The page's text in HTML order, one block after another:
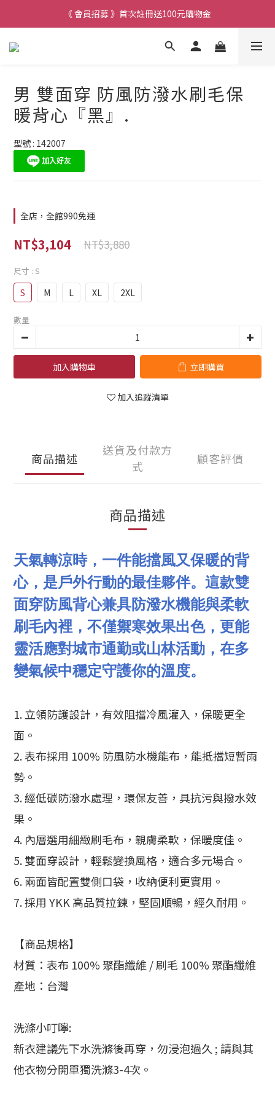
《 會員招募 》首次註冊送100元購物金
男 雙面穿 防風防潑水刷毛保
暖背心『黑』.
型號 : 142007
全店，全館990免運
NT$3,104 NT$3,880
尺寸 : S
S M L XL 2XL
數量
加入購物車 立即購買
加入追蹤清單
商品描述
送貨及付款方
式
顧客評價
商品描述
天氣轉涼時，一件能擋風又保暖的背
心，是戶外行動的最佳夥伴。這款雙
面穿防風背心兼具防潑水機能與柔軟
刷毛內裡，不僅禦寒效果出色，更能
靈活應對城市通勤或山林活動，在多
變氣候中穩定守護你的溫度。
1. 立領防護設計，有效阻擋冷風灌入，保暖更全
面。
2. 表布採用 100% 防風防水機能布，能抵擋短暫雨
勢。
3. 經低碳防潑水處理，環保友善，具抗污與撥水效
果。
4. 內層選用細緻刷毛布，親膚柔軟，保暖度佳。
5. 雙面穿設計，輕鬆變換風格，適合多元場合。
6. 兩面皆配置雙側口袋，收納便利更實用。
7. 採用 YKK 高品質拉鍊，堅固順暢，經久耐用。
【商品規格】
材質：表布 100% 聚酯纖維 / 刷毛 100% 聚酯纖維
產地：台灣
洗滌小叮嚀:
新衣建議先下水洗滌後再穿，勿浸泡過久 ; 請與其
他衣物分開單獨洗滌3-4次。